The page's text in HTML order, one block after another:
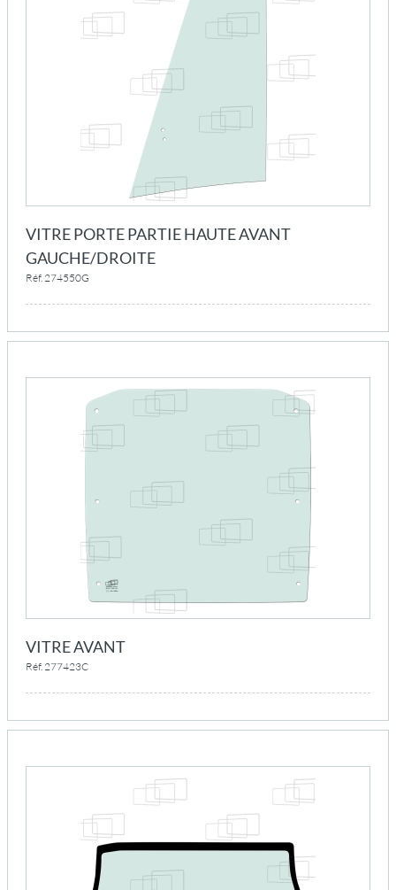
VITRE PORTE PARTIE HAUTE AVANT
GAUCHE/DROITE
Réf. 274550G
VITRE AVANT
Réf. 277423C